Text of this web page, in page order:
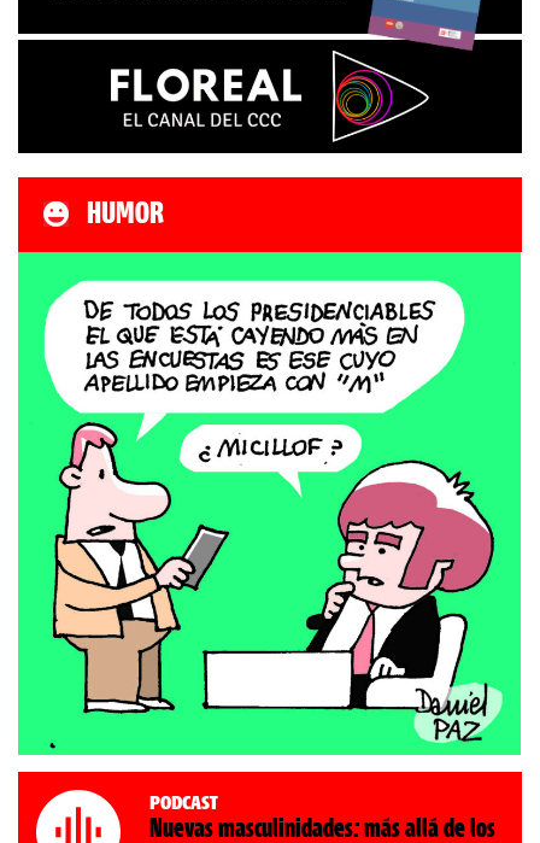
HUMOR
Podcast
Nuevas masculinidades: más allá de los